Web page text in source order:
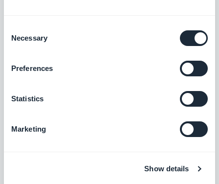
Selection
Necessary
Preferences
Statistics
Marketing
Show details
Crea grupos de usuarios y personaliza los
derechos de acceso a las secciones de tu